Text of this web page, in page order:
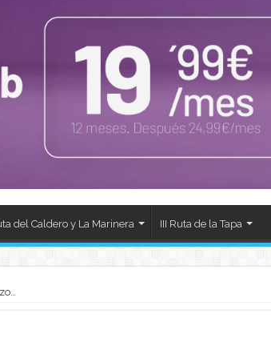
del Caldero y La Marinera III Ruta de la Tapa